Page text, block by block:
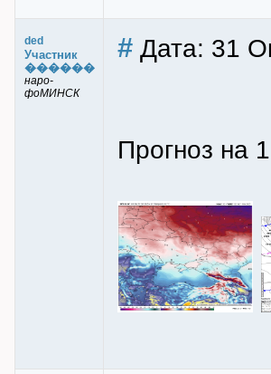
ded
Участник
������
наро-
фоМИНСК
# Дата: 31
Прогноз на